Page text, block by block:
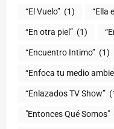
(1) “Ella
“En otra piel” (1)
“Encuentro Intimo” (1)
“Enfoca tu medio
“Enlazados TV Show”
"Entonces Qué Somos"